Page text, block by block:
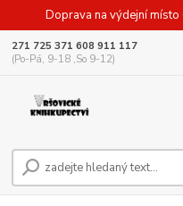
Doprava na výdejní
271 725 371 608 911 117
(Po-Pá, 9-18 ,So 9-12)